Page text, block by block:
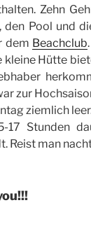
Zehn
Pool und
dem Beachclub
kleine Hütte
zur
ziemlich
17 Stunden
Reist man